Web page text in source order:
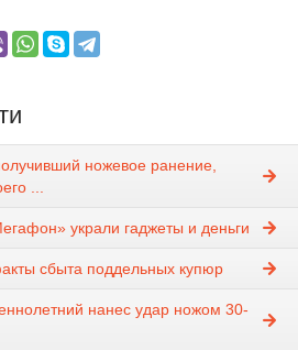
ножевое ранение,
...
украли гаджеты и деньги‍
сбыта поддельных купюр
нанес удар ножом 30-